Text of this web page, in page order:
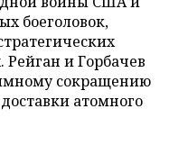
боеголовок,
и Горбачев
сокращению
атомного